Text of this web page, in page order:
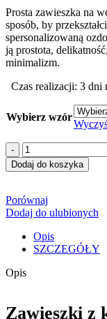
Prosta zawieszka na
sposób, by
spersonalizowaną
ją prostota,
minimalizm.
Czas realizacji: 3 dni
Wybierz wzór
ilość
Zawieszki
na
SIMPLE
Dodaj do koszyka
Porównaj
Dodaj do ulubionych
Opis
SZCZEGÓŁY
Opis
Zawieszki z